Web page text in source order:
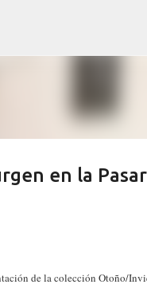
en la
de la colección Otoño/